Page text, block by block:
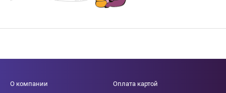
О компании Оплата картой